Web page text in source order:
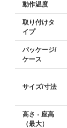
動作温度
取り付けタ
イプ
パッケージ/
ケース
サイズ/寸法
高さ - 座高
（最大）